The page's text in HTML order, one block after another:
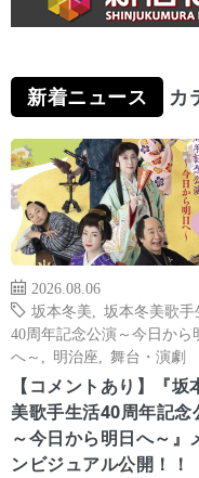
新着ニュース カ
2026.08.06
坂本冬美
坂本冬美歌手
40周年記念公演～今日から
へ～
明治座 舞台・演劇
【コメントあり】『坂
美歌手生活40周年記念
～今日から明日へ～』
ンビジュアル公開！！